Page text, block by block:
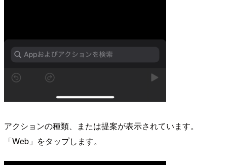
アクションの種類、または提案が表示されています。
「Web」をタップします。